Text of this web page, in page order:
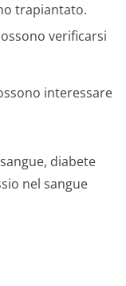
trapiantato.
verificarsi
interessare
diabete
nel sangue